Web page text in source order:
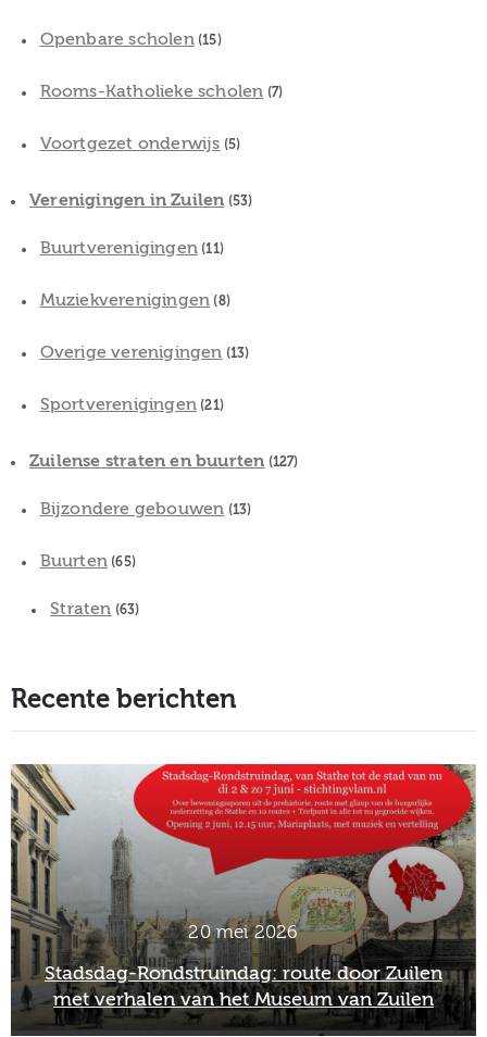
Openbare scholen(15)
Rooms-Katholieke scholen (7)
Voortgezet onderwijs (5)
Verenigingen in Zuilen (53)
Buurtverenigingen (11)
Muziekverenigingen (8)
Overige verenigingen (13)
Sportverenigingen (21)
Zuilense straten en buurten (127)
Bijzondere gebouwen (13)
Buurten (65)
Straten (63)
Recente berichten
2 maart 2026
Officieel afscheid Wim van Scharenburg als
directeur van het Museum van Zuilen